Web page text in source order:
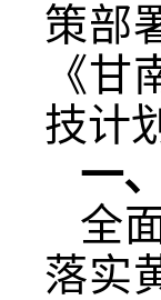
策部
《
技计
一、
全
落实